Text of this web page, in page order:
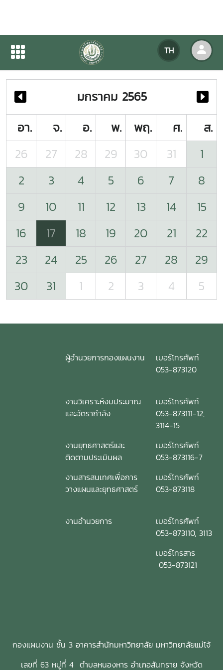
TH
ปฏิทินกิจกรรมของหน่วยงาน
ปฏิทินกิจกรรมของหน่วยงาน
มกราคม 2565
อา.
จ. อ. พ. พฤ. ศ.
ส.
26
27 28 29 30 31
1
2
3 4 5 6 7
8
9
10 11 12 13 14
15
16
17 18 19 20 21
22
23
24 25 26 27 28
29
30
31 1 2 3 4 5
ผู้อำนวยการกองแผนงาน
เบอร์โทรศัพท์
053-873120
งานวิเคราะห์งบประมาณ
และอัตรากำลัง
เบอร์โทรศัพท์
053-873111-12,
3114-15
งานยุทธศาสตร์และ
ติดตามประเมินผล
เบอร์โทรศัพท์
053-873116-7
งานสารสนเทศเพื่อการ
วางแผนและยุทธศาสตร์
เบอร์โทรศัพท์
053-873118
งานอำนวยการ
เบอร์โทรศัพท์
053-873110, 3113
เบอร์โทรสาร
053-873121
กองแผนงาน ชั้น 3 อาคารสำนักมหาวิทยาลัย มหาวิทยาลัยแม่โจ้
เลขที่ 63 หมู่ที่ 4 ตำบลหนองหาร อำเภอสันทราย จังหวัด